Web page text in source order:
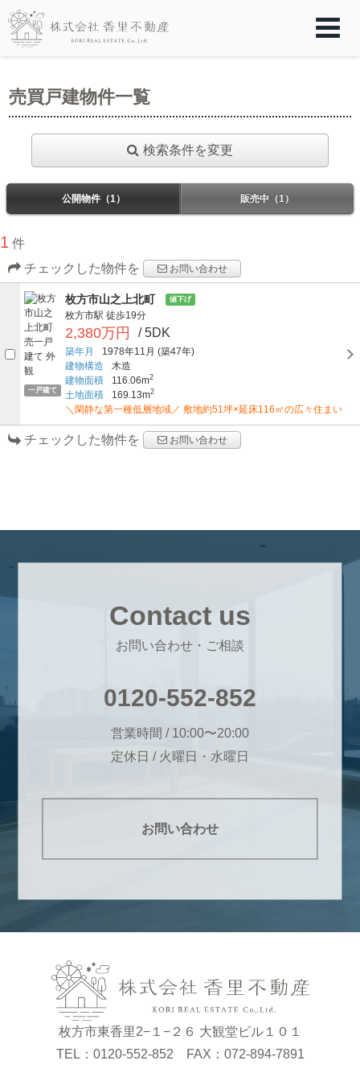
売買戸建物件一覧
検索条件を変更
公開物件（1） 販売中（1）
1 件
チェックした物件を
お問い合わせ
一戸建て
枚方市山之上北町 値下げ
枚方市駅 徒歩19分
2,380万円 / 5DK
築年月 1978年11月 (築47年)
建物構造
木造
建物面積
116.06m2
土地面積 169.13m2
＼閑静な第一種低層地域／ 敷地約51坪×延床116㎡の広々住まい
チェックした物件を お問い合わせ
Contact us
お問い合わせ・ご相談
0120-552-852
営業時間 / 10:00〜20:00
定休日 / 火曜日・水曜日
お問い合わせ
枚方市東香里2−１−２６ 大観堂ビル１０１
TEL：0120-552-852 FAX：072-894-7891